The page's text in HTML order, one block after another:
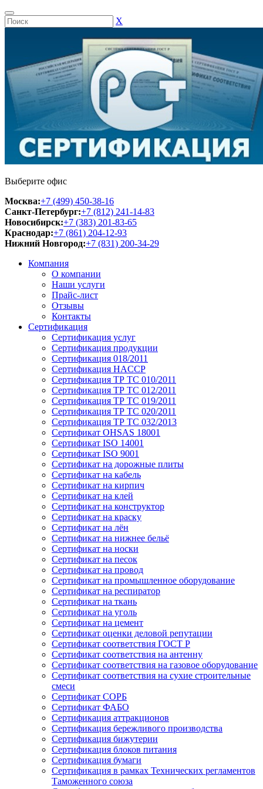
Х
Выберите офис
Москва:+7 (499) 450-38-16
Санкт-Петербург:+7 (812) 241-14-83
Новосибирск:+7 (383) 201-83-65
Краснодар:+7 (861) 204-12-93
Нижний Новгород:+7 (831) 200-34-29
Компания
О компании
Наши услуги
Прайс-лист
Отзывы
Контакты
Сертификация
Сертификация услуг
Сертификация продукции
Сертификация 018/2011
Сертификация HACCP
Сертификация ТР ТС 010/2011
Сертификация ТР ТС 012/2011
Сертификация ТР ТС 019/2011
Сертификация ТР ТС 020/2011
Сертификация ТР ТС 032/2013
Сертификат OHSAS 18001
Сертификат ISO 14001
Сертификат ISO 9001
Сертификат на дорожные плиты
Сертификат на кабель
Сертификат на кирпич
Сертификат на клей
Сертификат на конструктор
Сертификат на краску
Сертификат на лён
Сертификат на нижнее бельё
Сертификат на носки
Сертификат на песок
Сертификат на провод
Сертификат на промышленное оборудование
Сертификат на респиратор
Сертификат на ткань
Сертификат на уголь
Сертификат на цемент
Сертификат оценки деловой репутации
Сертификат соответствия ГОСТ Р
Сертификат соответствия на антенну
Сертификат соответствия на газовое оборудование
Сертификат соответствия на сухие строительные
смеси
Сертификат СОРБ
Сертификат ФАБО
Сертификация аттракционов
Сертификация бережливого производства
Сертификация бижутерии
Сертификация блоков питания
Сертификация бумаги
Сертификация в рамках Технических регламентов
Таможенного союза